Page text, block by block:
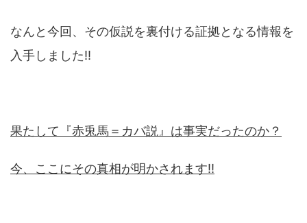
なんと今回、その仮説を裏付ける証拠となる情報を
入手しました!!
果たして『赤兎馬＝カバ説』は事実だったのか？
今、ここにその真相が明かされます!!